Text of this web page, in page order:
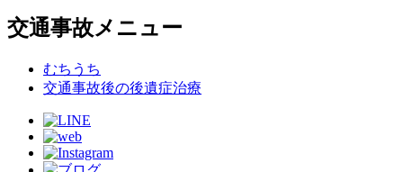
交通事故メニュー
むちうち
交通事故後の後遺症治療